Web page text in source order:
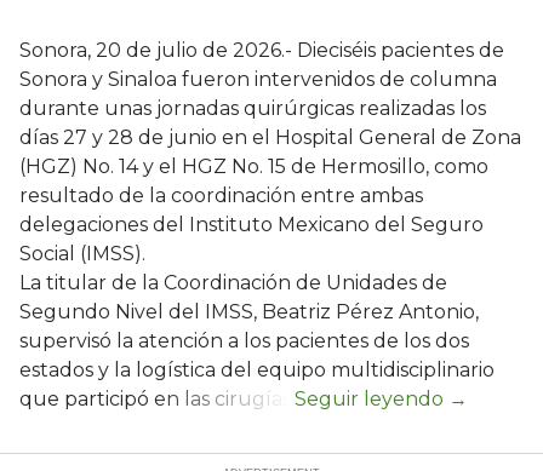
Sonora, 20 de julio de 2026.- Dieciséis pacientes de
Sonora y Sinaloa fueron intervenidos de columna
durante unas jornadas quirúrgicas realizadas los
días 27 y 28 de junio en el Hospital General de Zona
(HGZ) No. 14 y el HGZ No. 15 de Hermosillo, como
resultado de la coordinación entre ambas
delegaciones del Instituto Mexicano del Seguro
Social (IMSS).
La titular de la Coordinación de Unidades de
Segundo Nivel del IMSS, Beatriz Pérez Antonio,
supervisó la atención a los pacientes de los dos
estados y la logística del equipo multidisciplinario
que participó en las cirugías.